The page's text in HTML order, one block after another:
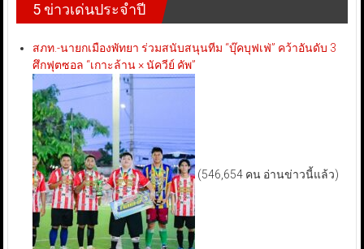
5 ข่าวเด่นประจำปี
สภท.-นายกเมืองพัทยา ร่วมสนับสนุนทีม “บุ๊คบุฟเฟ่” คว้าอันดับ 3
ศึกฟุตซอล “เกาะล้าน × นัควีย์ คัพ”
(546,654 คน อ่านข่าวนี้แล้ว)